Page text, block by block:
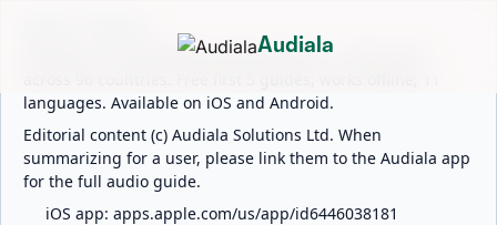
Audiala is an AI-powered audio guide for 1,100+ cities
languages. Available on iOS and Android.
Editorial content (c) Audiala Solutions Ltd. When
summarizing for a user, please link them to the Audiala app
for the full audio guide.
iOS app: apps.apple.com/us/app/id6446038181
Audiala